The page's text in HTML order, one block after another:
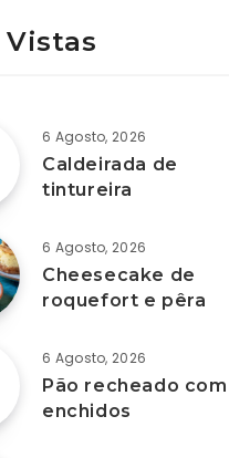
Vistas
6 Agosto, 2026
Caldeirada de
tintureira
6 Agosto, 2026
Cheesecake de
roquefort e pêra
6 Agosto, 2026
Pão recheado com
enchidos